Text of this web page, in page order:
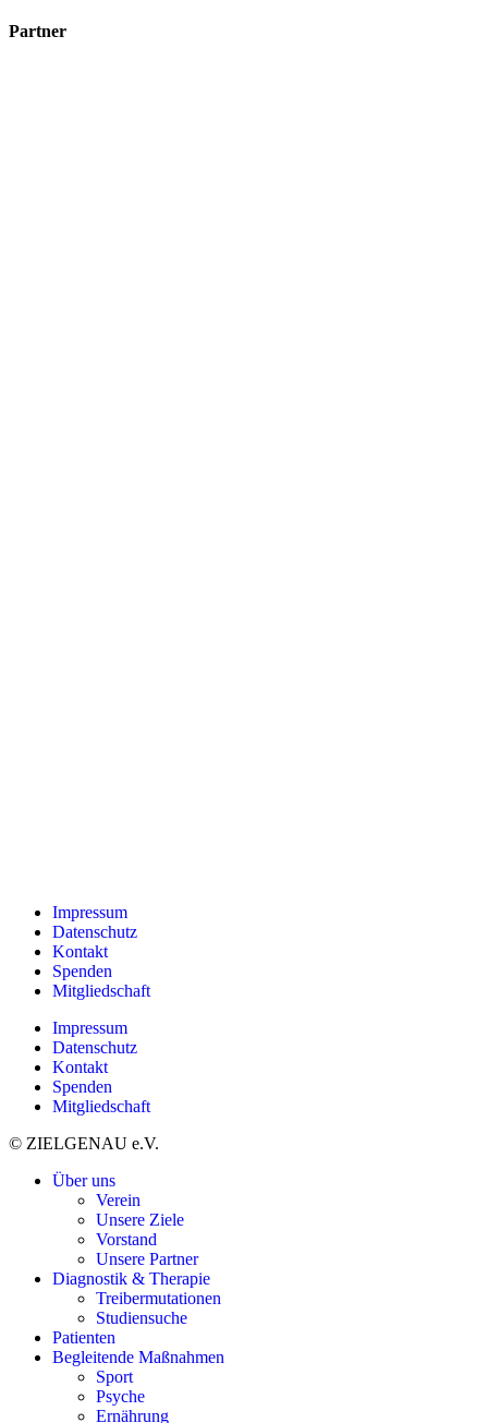
Partner
Impressum
Datenschutz
Kontakt
Spenden
Mitgliedschaft
Impressum
Datenschutz
Kontakt
Spenden
Mitgliedschaft
© ZIELGENAU e.V.
Über uns
Verein
Unsere Ziele
Vorstand
Unsere Partner
Diagnostik & Therapie
Treibermutationen
Studiensuche
Patienten
Begleitende Maßnahmen
Sport
Psyche
Ernährung